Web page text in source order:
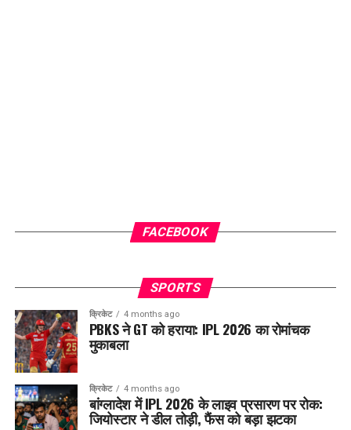
FACEBOOK
SPORTS
क्रिकेट 4 months ago
PBKS ने GT को हराया: IPL 2026 का रोमांचक
मुकाबला
क्रिकेट 4 months ago
बांग्लादेश में IPL 2026 के लाइव प्रसारण पर रोक:
जियोस्टार ने डील तोड़ी, फैंस को बड़ा झटका